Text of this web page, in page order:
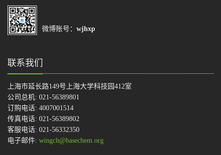
微博账号： wjhxp
联系我们
上海市延长路149号上海大学科技园412室
公司总机: 021-56389801
订购电话: 4007001514
传真电话: 021-56389802
客服电话: 021-56332350
电子邮件: wingch@basechem.org